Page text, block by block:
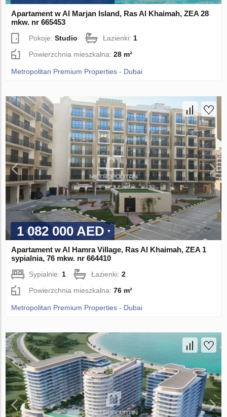
Apartament w Al Marjan Island, Ras Al Khaimah, ZEA 28
mkw. nr 665453
Pokoje:Studio Łazienki:1
Powierzchnia mieszkalna:28 m²
Metropolitan Premium Properties - Dubai
1 082 000 AED
Apartament w Al Hamra Village, Ras Al Khaimah, ZEA 1
sypialnia, 76 mkw. nr 664410
Sypialnie: 1 Łazienki:2
Powierzchnia mieszkalna:76 m²
Metropolitan Premium Properties - Dubai